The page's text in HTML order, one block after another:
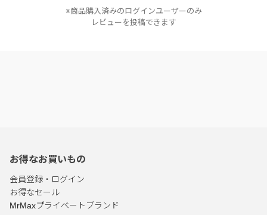
※商品購入済みのログインユーザーのみ
レビューを投稿できます
お得なお買いもの
会員登録・ログイン
お得なセール
MrMaxプライベートブランド